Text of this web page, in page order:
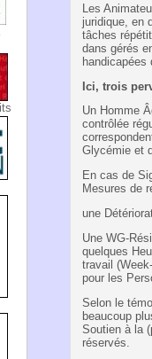
Les
juridique, en
tâches
dans gérés
Ici, trois
Un Homme
contrôlée
Glycémie et
En cas de
Mesures de
une
Une WG-
quelques
travail
pour les
Selon le
beaucoup
Soutien à la
réservés.